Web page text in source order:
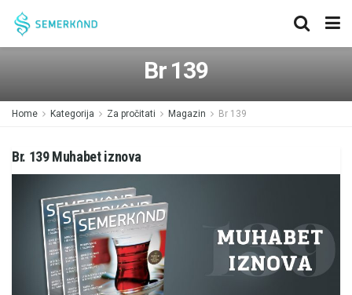
Br 139
Home Kategorija Za pročitati Magazin Br 139
Br. 139 Muhabet iznova